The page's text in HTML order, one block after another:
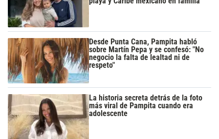
Desde Punta Cana, Pampita habló
sobre Martín Pepa y se confesó: "No
negocio la falta de lealtad ni de
respeto"
La historia secreta detrás de la foto
más viral de Pampita cuando era
adolescente